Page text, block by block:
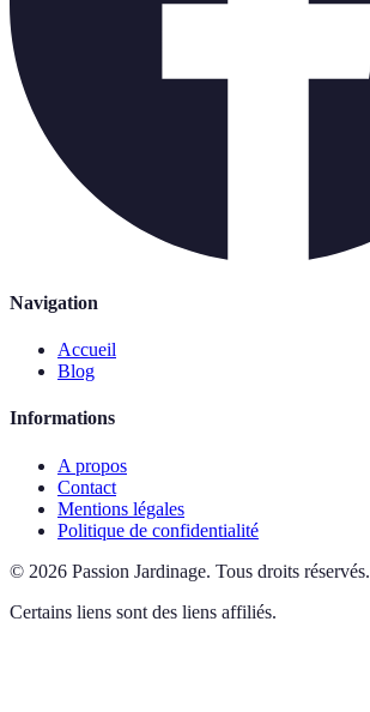
Navigation
Accueil
Blog
Informations
A propos
Contact
Mentions légales
Politique de confidentialité
© 2026 Passion Jardinage. Tous droits réservés.
Certains liens sont des liens affiliés.